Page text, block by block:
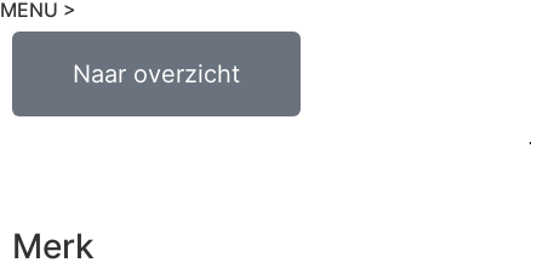
MENU >
Naar overzicht
0,00 0
Merk